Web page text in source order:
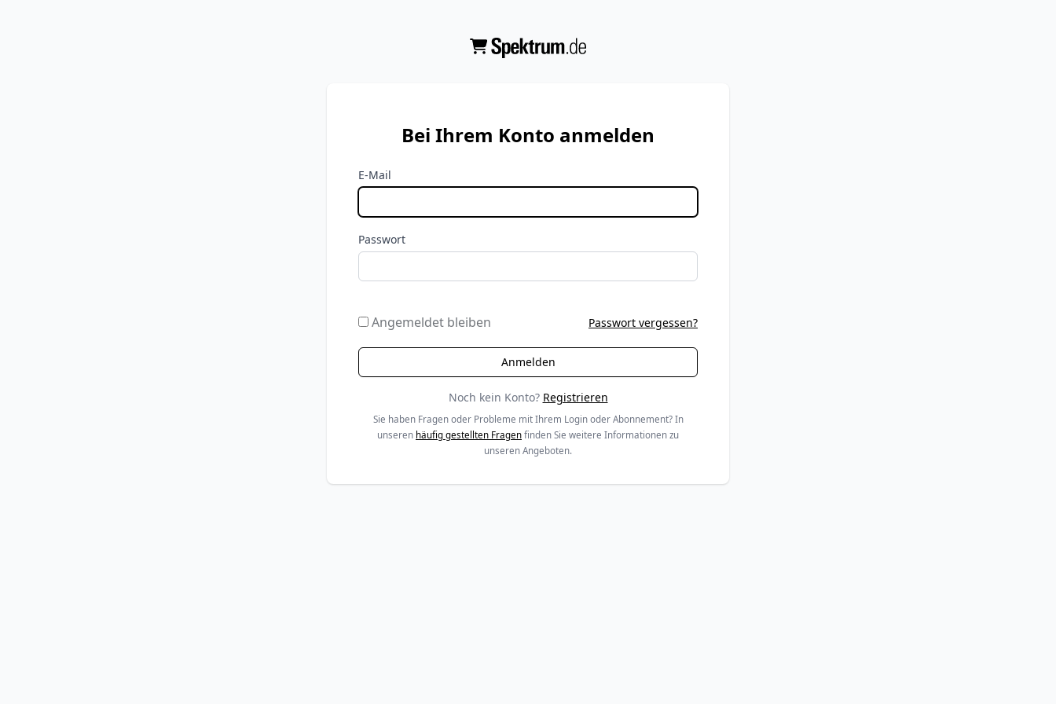
Bei Ihrem Konto anmelden
E-Mail
Passwort
Angemeldet bleiben Passwort vergessen?
Noch kein Konto? Registrieren
Sie haben Fragen oder Probleme mit Ihrem Login oder Abonnement? In
unseren häufig gestellten Fragen finden Sie weitere Informationen zu
unseren Angeboten.